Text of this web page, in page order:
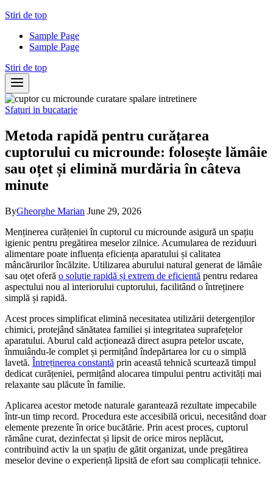
Skip
content
Stiri de top
Sample Page
Sample Page
Stiri de top
Sfaturi in bucatarie
Metoda rapidă pentru curățarea
cuptorului cu microunde: folosește lămâie
sau oțet și elimină murdăria în câteva
minute
ByGheorghe Marian June 29, 2026
Menținerea curățeniei în cuptorul cu microunde asigură un spațiu
igienic pentru pregătirea meselor zilnice. Acumularea de reziduuri
alimentare poate influența eficiența aparatului și calitatea
mâncărurilor încălzite. Utilizarea aburului natural generat de lămâie
sau oțet oferă o soluție rapidă și extrem de eficientă pentru redarea
aspectului nou al interiorului cuptorului, facilitând o întreținere
simplă și rapidă.
Acest proces simplificat elimină necesitatea utilizării detergenților
chimici, protejând sănătatea familiei și integritatea suprafețelor
aparatului. Aburul cald acționează direct asupra petelor uscate,
înmuiându-le complet și permițând îndepărtarea lor cu o simplă
lavetă. Întreținerea constantă prin această tehnică scurtează timpul
dedicat curățeniei, permițând alocarea timpului pentru activități mai
relaxante sau plăcute în familie.
Aplicarea acestor metode naturale garantează rezultate impecabile
într-un timp record. Procedura este accesibilă oricui, necesitând doar
elemente prezente în orice bucătărie. Prin acest proces, cuptorul
rămâne curat, dezinfectat și lipsit de orice miros neplăcut,
contribuind activ la un spațiu de gătit organizat, unde pregătirea
meselor devine o experiență lipsită de efort sau complicații tehnice.